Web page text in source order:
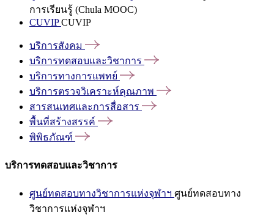
การเรียนรู้ (Chula MOOC)
CUVIPCUVIP
บริการสังคม
บริการทดสอบและวิชาการ
บริการทางการแพทย์
บริการตรวจวิเคราะห์คุณภาพ
สารสนเทศและการสื่อสาร
พื้นที่สร้างสรรค์
พิพิธภัณฑ์
บริการทดสอบและวิชาการ
ศูนย์ทดสอบทางวิชาการแห่งจุฬาฯ ศูนย์ทดสอบทาง
วิชาการแห่งจุฬาฯ